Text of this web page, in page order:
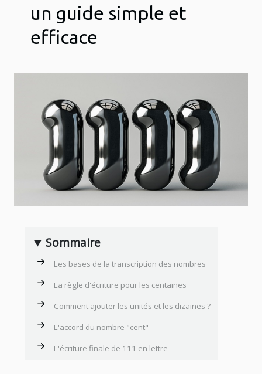
un guide simple et
efficace
Sommaire
Les bases de la transcription des nombres
La règle d'écriture pour les centaines
Comment ajouter les unités et les dizaines ?
L'accord du nombre "cent"
L'écriture finale de 111 en lettre